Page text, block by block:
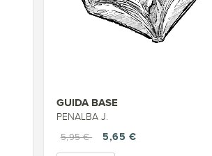
GUIDA BASE
PENALBA J.
5,95 €
5,65 €